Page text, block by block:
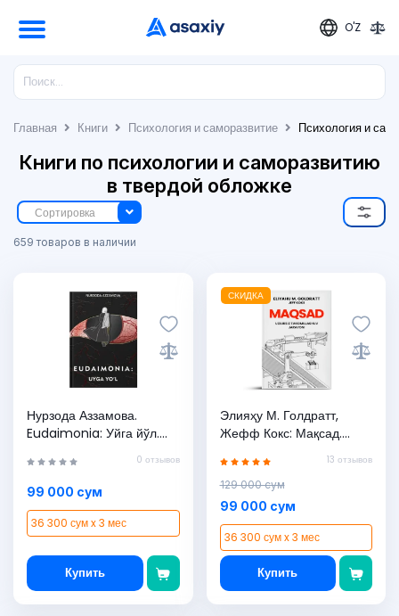
O'Z
Главная Книги Психология и саморазвитие Психология и
Книги по психологии и саморазвитию
в твердой обложке
Сортировка
659 товаров в наличии
Нурзода Аззамова.
Eudaimonia: Уйга йўл.
0 отзывов
99 000 сум
36 300 сум x 3 мес
Купить
СКИДКА
Элияҳу М. Голдратт,
Жефф Кокс: Мақсад.
Узлуксиз такомиллашув
жараёни
13 отзывов
129 000 сум
99 000 сум
36 300 сум x 3 мес
Купить